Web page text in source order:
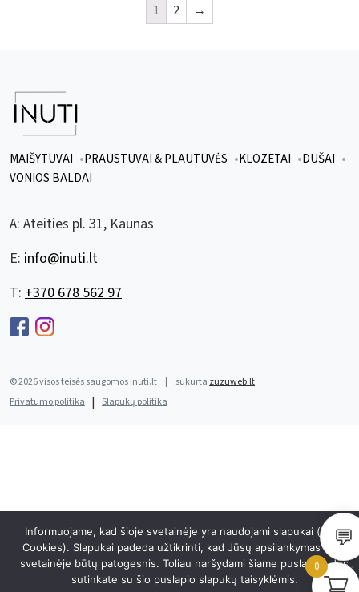
1 2 →
MAIŠYTUVAI PRAUSTUVAI & PLAUTUVĖS KLOZETAI
DUŠAI
VONIOS BALDAI
A: Ateities pl. 31, Kaunas
E: info@inuti.lt
T: +370 678 562 97
© 2026 visos teisės saugomos inuti.lt | sukurta zuzuweb.lt
Privatumo politika | Slapukų politika
0
Informuojame, kad šioje svetainėje yra naudojami slapukai (angl.
Cookies). Slapukai padeda užtikrinti, kad Jūsų apsilankymas šioje
svetainėje būtų patogesnis. Toliau naršydami šiame puslapyje Jūs
sutinkate su šio puslapio slapukų taisyklėmis.
💬